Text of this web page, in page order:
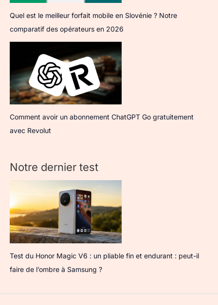
Quel est le meilleur forfait mobile en Slovénie ? Notre
comparatif des opérateurs en 2026
Comment avoir un abonnement ChatGPT Go gratuitement
avec Revolut
Notre dernier test
Test du Honor Magic V6 : un pliable fin et endurant : peut-il
faire de l’ombre à Samsung ?